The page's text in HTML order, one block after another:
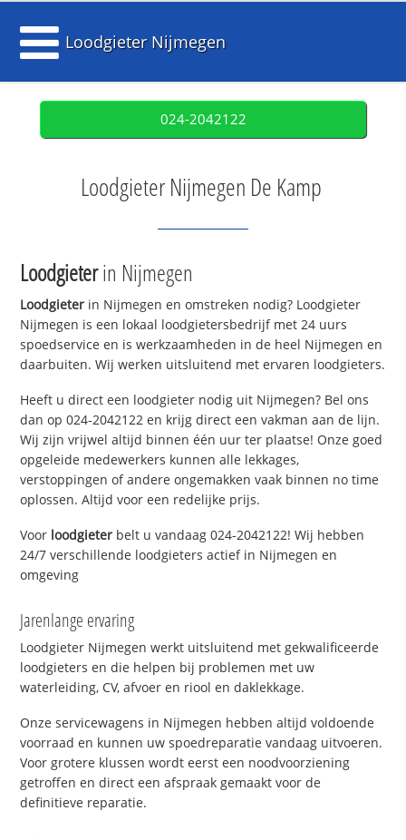
Loodgieter Nijmegen
024-2042122
Loodgieter Nijmegen De Kamp
Loodgieterin Nijmegen
Loodgieter in Nijmegen en omstreken nodig? Loodgieter
Nijmegen is een lokaal loodgietersbedrijf met 24 uurs
spoedservice en is werkzaamheden in de heel Nijmegen en
daarbuiten. Wij werken uitsluitend met ervaren loodgieters.
Heeft u direct een loodgieter nodig uit Nijmegen? Bel ons
dan op 024-2042122 en krijg direct een vakman aan de lijn.
Wij zijn vrijwel altijd binnen één uur ter plaatse! Onze goed
opgeleide medewerkers kunnen alle lekkages,
verstoppingen of andere ongemakken vaak binnen no time
oplossen. Altijd voor een redelijke prijs.
Voor loodgieter belt u vandaag 024-2042122! Wij hebben
24/7 verschillende loodgieters actief in Nijmegen en
omgeving
Jarenlange ervaring
Loodgieter Nijmegen werkt uitsluitend met gekwalificeerde
loodgieters en die helpen bij problemen met uw
waterleiding, CV, afvoer en riool en daklekkage.
Onze servicewagens in Nijmegen hebben altijd voldoende
voorraad en kunnen uw spoedreparatie vandaag uitvoeren.
Voor grotere klussen wordt eerst een noodvoorziening
getroffen en direct een afspraak gemaakt voor de
definitieve reparatie.